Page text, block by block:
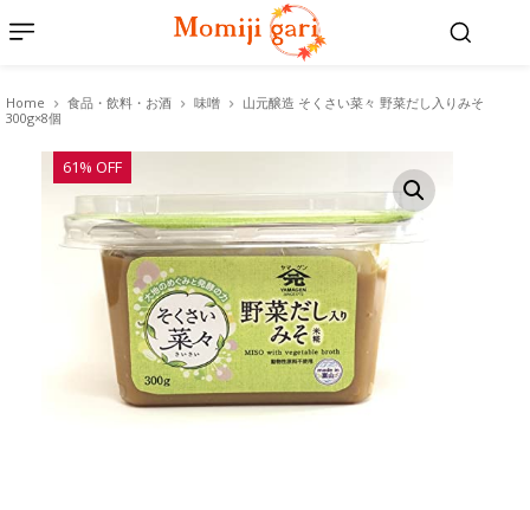
Home 食品・飲料・お酒 味噌
山元醸造 そくさい菜々 野菜だし入りみそ
300g×8個
61% OFF